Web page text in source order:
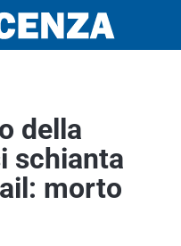
della
schianta
morto